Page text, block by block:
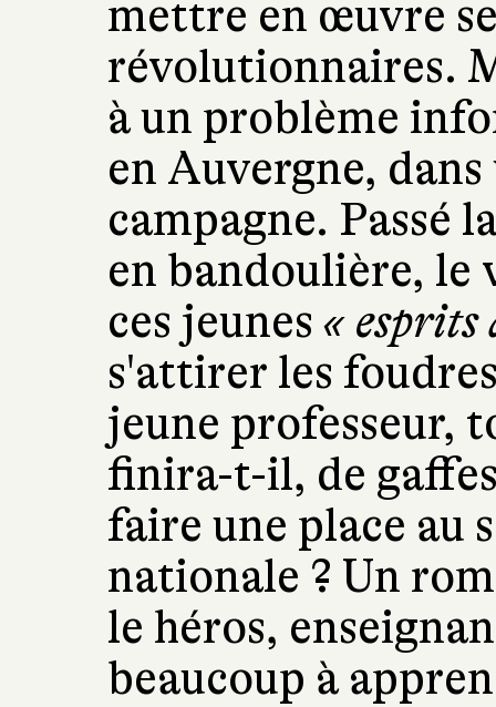
mettre en œuvre
révolutionnaires.
à un problème
en Auvergne,
campagne. Passé
en bandoulière, le
ces jeunes « esprits
s'attirer les
jeune professeur,
finira-t-il, de
faire une place au
nationale ? Un
le héros,
beaucoup à